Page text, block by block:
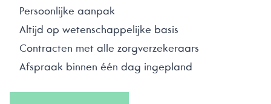
Persoonlijke aanpak
Altijd op wetenschappelijke basis
Contracten met alle zorgverzekeraars
Afspraak binnen één dag ingepland